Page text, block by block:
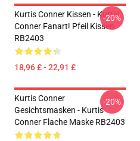
Kurtis Conner Kissen - Kurtis
Conner Fanart! Pfeil Kissen
RB2403
18,96 £ - 22,91 £
-20%
Kurtis Conner
Gesichtsmasken - Kurtis
Conner Flache Maske RB2403
-20%